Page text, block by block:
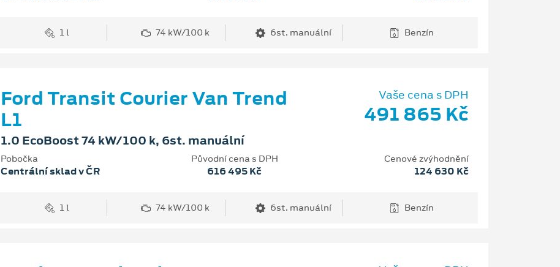
1 l 74 kW/100 k 6st. manuální Benzín
Ford Transit Courier Van Trend
L1
1.0 EcoBoost 74 kW/100 k, 6st. manuální
Vaše cena s DPH
491 865 Kč
Pobočka
Centrální sklad v ČR
Původní cena s DPH
616 495 Kč
Cenové zvýhodnění
124 630 Kč
1 l 74 kW/100 k 6st. manuální Benzín